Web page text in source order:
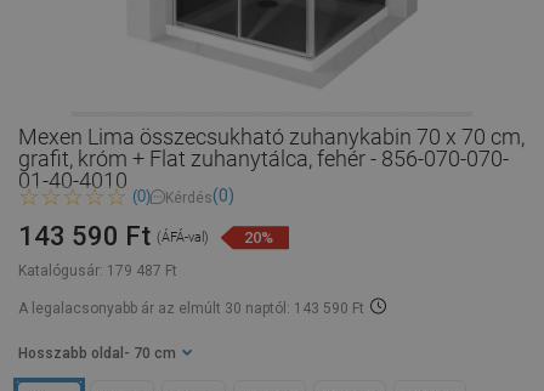
Mexen Lima összecsukható zuhanykabin 70 x 70 cm,
grafit, króm + Flat zuhanytálca, fehér - 856-070-070-
01-40-4010
(0) Kérdés(0)
Katalógusár: 179 487 Ft
143 590 Ft (ÁFÁ-val) 20%
A legalacsonyabb ár az elmúlt 30 naptól: 143 590 Ft
Hosszabb oldal - 70 cm